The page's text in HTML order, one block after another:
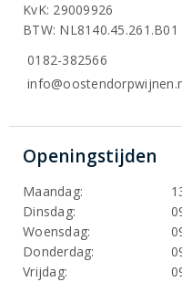
KvK: 29009926
BTW: NL8140.45.261.B01
0182-382566
Openingstijden
Maandag:
Dinsdag:
Woensdag:
Donderdag:
Vrijdag: